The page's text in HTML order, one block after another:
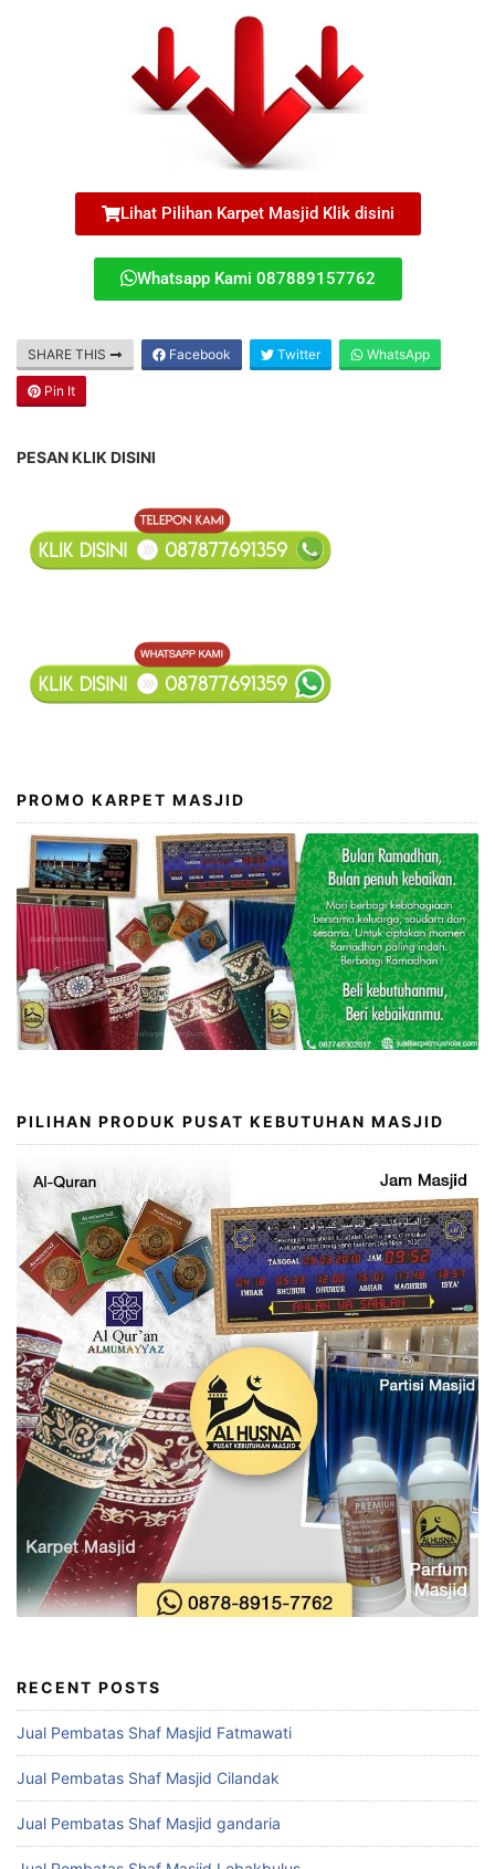
Lihat Pilihan Karpet Masjid Klik disini
Whatsapp Kami 087889157762
SHARE THIS Facebook Twitter WhatsApp
Pin It
PESAN KLIK DISINI
PROMO KARPET MASJID
PILIHAN PRODUK PUSAT KEBUTUHAN MASJID
RECENT POSTS
Jual Pembatas Shaf Masjid Fatmawati
Jual Pembatas Shaf Masjid Cilandak
Jual Pembatas Shaf Masjid gandaria